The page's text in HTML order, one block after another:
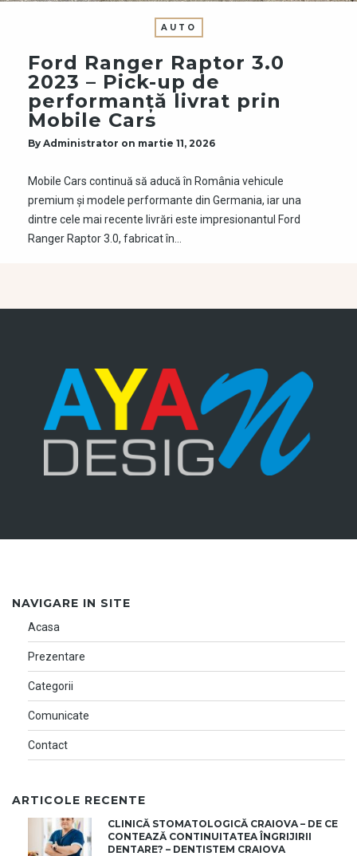
AUTO
Ford Ranger Raptor 3.0
2023 – Pick-up de
performanță livrat prin
Mobile Cars
By Administrator on martie 11, 2026
Mobile Cars continuă să aducă în România vehicule
premium și modele performante din Germania, iar una
dintre cele mai recente livrări este impresionantul Ford
Ranger Raptor 3.0, fabricat în…
NAVIGARE IN SITE
Acasa
Prezentare
Categorii
Comunicate
Contact
ARTICOLE RECENTE
CLINICĂ STOMATOLOGICĂ CRAIOVA – DE CE
CONTEAZĂ CONTINUITATEA ÎNGRIJIRII
DENTARE? – DENTISTEM CRAIOVA